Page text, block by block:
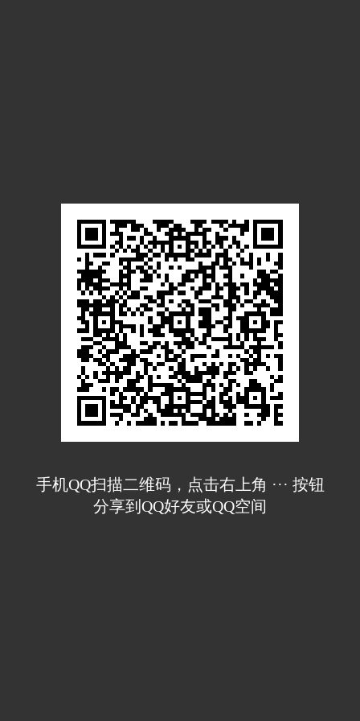
手机QQ扫描二维码，点击右上角 ··· 按钮
分享到QQ好友或QQ空间